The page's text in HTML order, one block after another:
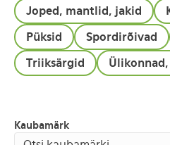
Joped, mantlid, jakid
Püksid
Spordirõivad
Triiksärgid
Kaubamärk